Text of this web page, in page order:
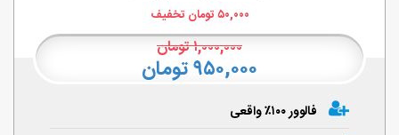
۵۰,۰۰۰تومان تخفیف
۱,۰۰۰,۰۰۰تومان
۹۵۰,۰۰۰ تومان
فالوور ۱۰۰٪ واقعی